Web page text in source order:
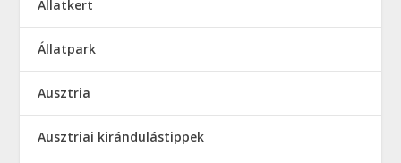
Állatkert
Állatpark
Ausztria
Ausztriai kirándulástippek